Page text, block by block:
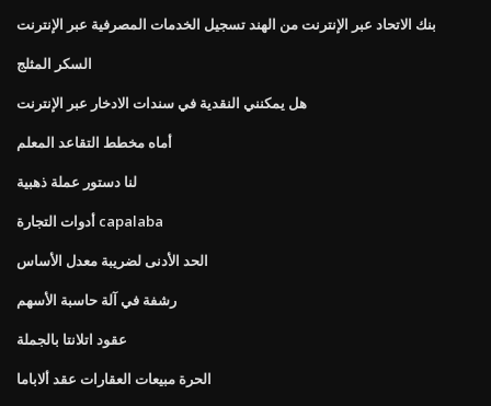
بنك الاتحاد عبر الإنترنت من الهند تسجيل الخدمات المصرفية عبر الإنترنت
السكر المثلج
هل يمكنني النقدية في سندات الادخار عبر الإنترنت
أماه مخطط التقاعد المعلم
لنا دستور عملة ذهبية
أدوات التجارة capalaba
الحد الأدنى لضريبة معدل الأساس
رشفة في آلة حاسبة الأسهم
عقود اتلانتا بالجملة
الحرة مبيعات العقارات عقد ألاباما